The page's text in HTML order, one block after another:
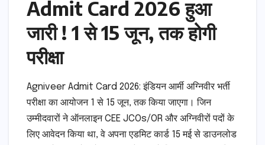
Admit Card 2026 हुआ
जारी ! 1 से 15 जून, तक होगी
परीक्षा
Agniveer Admit Card 2026: इंडियन आर्मी अग्निवीर भर्ती
परीक्षा का आयोजन 1 से 15 जून, तक किया जाएगा। जिन
उम्मीदवारों ने ऑनलाइन CEE JCOs/OR और अग्निवीरों पदों के
लिए आवेदन किया था, वे अपना एडमिट कार्ड 15 मई से डाउनलोड